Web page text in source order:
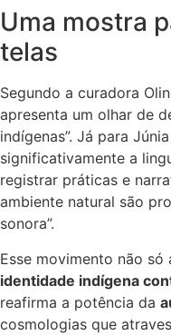
Uma mostra
telas
Segundo a curadora
apresenta um olhar de
indígenas”. Já para
significativamente a
registrar práticas e
ambiente natural são
sonora”.
Esse movimento não
identidade indígena
reafirma a potência da
cosmologias que